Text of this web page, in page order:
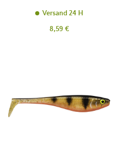
Versand 24 H
Preis
8,59 €